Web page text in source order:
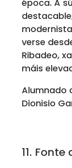
época. A
verse
Ribadeo,
máis
Alumnado
Dionisio
11.